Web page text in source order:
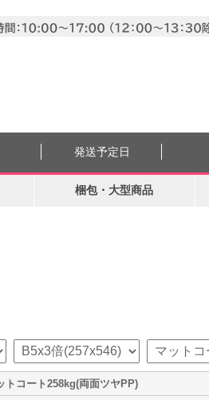
発送予定日
梱包・大型商品
トコート258kg(両面ツヤPP)